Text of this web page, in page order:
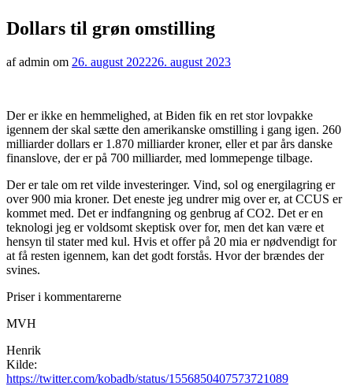
Dollars til grøn omstilling
af admin om 26. august 202226. august 2023
Der er ikke en hemmelighed, at Biden fik en ret stor lovpakke
igennem der skal sætte den amerikanske omstilling i gang igen. 260
milliarder dollars er 1.870 milliarder kroner, eller et par års danske
finanslove, der er på 700 milliarder, med lommepenge tilbage.
Der er tale om ret vilde investeringer. Vind, sol og energilagring er
over 900 mia kroner. Det eneste jeg undrer mig over er, at CCUS er
kommet med. Det er indfangning og genbrug af CO2. Det er en
teknologi jeg er voldsomt skeptisk over for, men det kan være et
hensyn til stater med kul. Hvis et offer på 20 mia er nødvendigt for
at få resten igennem, kan det godt forstås. Hvor der brændes der
svines.
Priser i kommentarerne
MVH
Henrik
Kilde:
https://twitter.com/kobadb/status/1556850407573721089